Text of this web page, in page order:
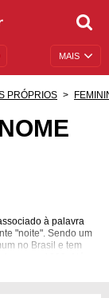
MAIS
PRÓPRIOS
à palavra
"noite". Sendo um
no Brasil e tem
anos 1990. Além